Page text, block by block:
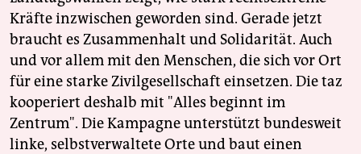
Kräfte inzwischen geworden sind. Gerade jetzt
braucht es Zusammenhalt und Solidarität. Auch
und vor allem mit den Menschen, die sich vor Ort
für eine starke Zivilgesellschaft einsetzen. Die taz
kooperiert deshalb mit "Alles beginnt im
Zentrum". Die Kampagne unterstützt bundesweit
linke, selbstverwaltete Orte und baut einen